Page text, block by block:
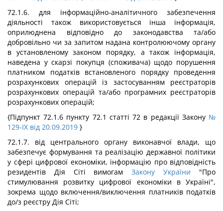
72.1.6. для інформаційно-аналітичного забезпечення
діяльності також використовується інша інформація,
оприлюднена відповідно до законодавства та/або
добровільно чи за запитом надана контролюючому органу
в установленому законом порядку, а також інформація,
наведена у скарзі покупця (споживача) щодо порушення
платником податків встановленого порядку проведення
розрахункових операцій із застосуванням реєстраторів
розрахункових операцій та/або програмних реєстраторів
розрахункових операцій;
{Підпункт 72.1.6 пункту 72.1 статті 72 в редакції Закону №
129-IX від 20.09.2019 }
72.1.7. від центрального органу виконавчої влади, що
забезпечує формування та реалізацію державної політики
у сфері цифрової економіки, інформацію про відповідність
резидентів Дія Сіті вимогамЗакону України "Про
стимулювання розвитку цифрової економіки в Україні",
зокрема щодо включення/виключення платників податків
до/з реєстру Дія Сіті;